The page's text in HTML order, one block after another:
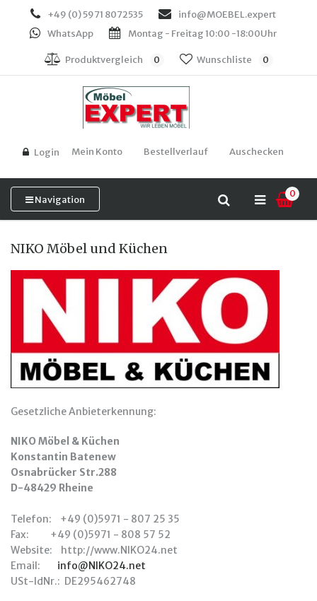
+49 (0) 5971 8072535
info@MOEBEL.expert
WhatsApp
Montag - Freitag 10:00 -18:00Uhr
Produktvergleich 0 Wunschliste 0
Login Mein Konto Bestellverlauf Auschecken
Navigation
0
NIKO Möbel und Küchen
Gesetzliche Anbieterkennung:
NIKO Möbel & Küchen
Konstantin Batenew
Osnabrücker Str.288
D-48429 Rheine
Telefon: +49 (0)5971 - 807 25 35
Fax: +49 (0)5971 - 808 57 52
Website: http://www.NIKO24.net
Email: info@NIKO24.net
USt-IdNr.: DE295462748